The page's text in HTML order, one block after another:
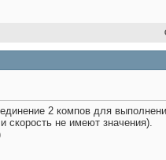
2 компов для
скорость не имеют значения).